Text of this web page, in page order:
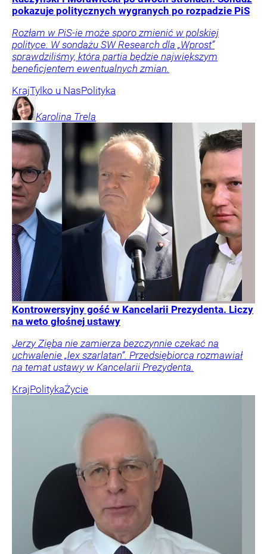
pokazuje politycznych wygranych po rozpadzie PiS
Rozłam w PiS-ie może sporo zmienić w polskiej
polityce. W sondażu SW Research dla „Wprost”
sprawdziliśmy, która partia będzie największym
beneficjentem ewentualnych zmian.
KrajTylko u NasPolityka
Karolina Trela
Kontrowersyjny gość w Kancelarii Prezydenta. Liczy
na weto głośnej ustawy
Jerzy Zięba nie zamierza bezczynnie czekać na
uchwalenie „lex szarlatan”. Przedsiębiorca rozmawiał
na temat ustawy w Kancelarii Prezydenta.
KrajPolitykaŻycie